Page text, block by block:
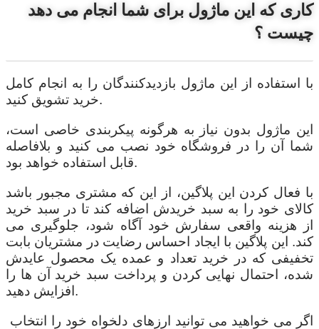
کاری که این ماژول برای شما انجام می دهد
چیست ؟
با استفاده از این ماژول بازدیدکنندگان را به انجام کامل
خرید تشویق کنید.
این ماژول بدون نیاز به هرگونه پیکربندی خاصی است،
شما آن را در فروشگاه خود نصب می کنید و بلافاصله
قابل استفاده خواهد بود.
با فعال کردن این پلاگین، از این که مشتری مجبور باشد
کالای خود را به سبد خریدش اضافه کند تا در سبد خرید
از هزینه واقعی سفارش خود آگاه شود، جلوگیری می
کند. این پلاگین با ایجاد احساس رضایت در مشتریان بابت
تخفیفی که در خرید تعداد و عمده یک محصول عایدش
شده، احتمال نهایی کردن و پرداخت سبد خرید آن ها را
افزایش دهید.